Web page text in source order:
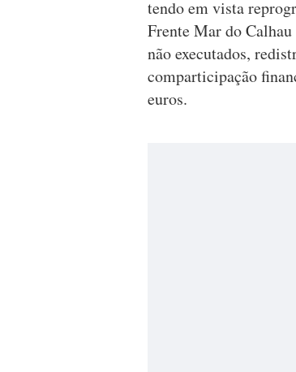
tendo em vista
Frente Mar do
não executados,
comparticipação
euros.